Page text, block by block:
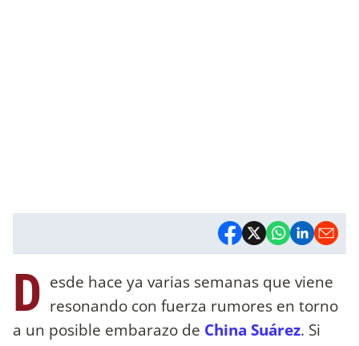
D esde hace ya varias semanas que viene
resonando con fuerza rumores en torno
a un posible embarazo de China Suárez. Si